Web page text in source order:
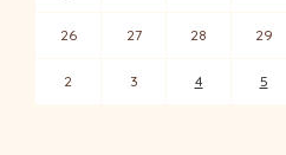
26 27 28 29
2 3 4 5